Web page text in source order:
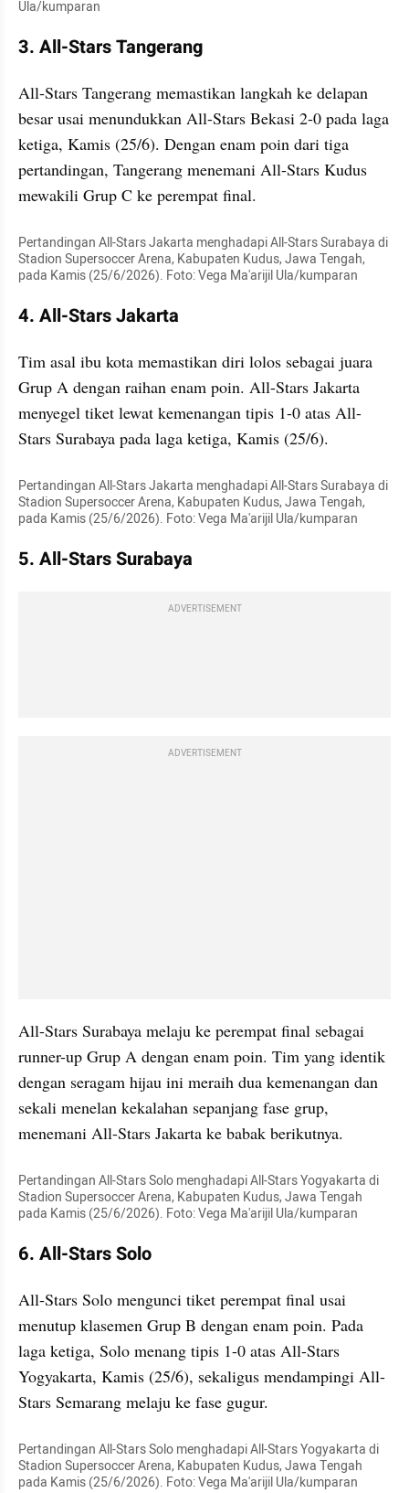
Ula/kumparan
3. All-Stars Tangerang
All-Stars Tangerang memastikan langkah ke delapan
besar usai menundukkan All-Stars Bekasi 2-0 pada laga
ketiga, Kamis (25/6). Dengan enam poin dari tiga
pertandingan, Tangerang menemani All-Stars Kudus
mewakili Grup C ke perempat final.
Pertandingan All-Stars Jakarta menghadapi All-Stars Surabaya di
Stadion Supersoccer Arena, Kabupaten Kudus, Jawa Tengah,
pada Kamis (25/6/2026). Foto: Vega Ma'arijil Ula/kumparan
4. All-Stars Jakarta
Tim asal ibu kota memastikan diri lolos sebagai juara
Grup A dengan raihan enam poin. All-Stars Jakarta
menyegel tiket lewat kemenangan tipis 1-0 atas All-
Stars Surabaya pada laga ketiga, Kamis (25/6).
Pertandingan All-Stars Jakarta menghadapi All-Stars Surabaya di
Stadion Supersoccer Arena, Kabupaten Kudus, Jawa Tengah,
pada Kamis (25/6/2026). Foto: Vega Ma'arijil Ula/kumparan
5. All-Stars Surabaya
ADVERTISEMENT
ADVERTISEMENT
All-Stars Surabaya melaju ke perempat final sebagai
runner-up Grup A dengan enam poin. Tim yang identik
dengan seragam hijau ini meraih dua kemenangan dan
sekali menelan kekalahan sepanjang fase grup,
menemani All-Stars Jakarta ke babak berikutnya.
Pertandingan All-Stars Solo menghadapi All-Stars Yogyakarta di
Stadion Supersoccer Arena, Kabupaten Kudus, Jawa Tengah
pada Kamis (25/6/2026). Foto: Vega Ma'arijil Ula/kumparan
6. All-Stars Solo
All-Stars Solo mengunci tiket perempat final usai
menutup klasemen Grup B dengan enam poin. Pada
laga ketiga, Solo menang tipis 1-0 atas All-Stars
Yogyakarta, Kamis (25/6), sekaligus mendampingi All-
Stars Semarang melaju ke fase gugur.
Pertandingan All-Stars Solo menghadapi All-Stars Yogyakarta di
Stadion Supersoccer Arena, Kabupaten Kudus, Jawa Tengah
pada Kamis (25/6/2026). Foto: Vega Ma'arijil Ula/kumparan